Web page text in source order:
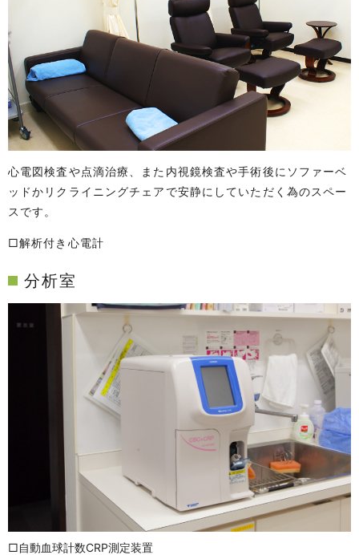
心電図検査や点滴治療、また内視鏡検査や手術後にソファーベ
ッドかリクライニングチェアで安静にしていただく為のスペー
スです。
□解析付き心電計
分析室
□自動血球計数CRP測定装置